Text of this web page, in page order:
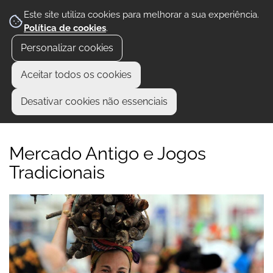
Este site utiliza cookies para melhorar a sua experiência.
Política de cookies.
Personalizar cookies
Aceitar todos os cookies
Desativar cookies não essenciais
Mercado Antigo e Jogos
Tradicionais